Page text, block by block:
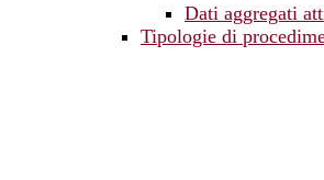
Dati aggregati
Tipologie di